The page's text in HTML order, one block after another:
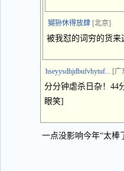
猢狲休得放肆 [北京]
被我怼的词穷的货
hseyysdhjdbufvhytuf... [广
分分钟虐杀日杂！44
眼笑]
一点没影响今年“太棒